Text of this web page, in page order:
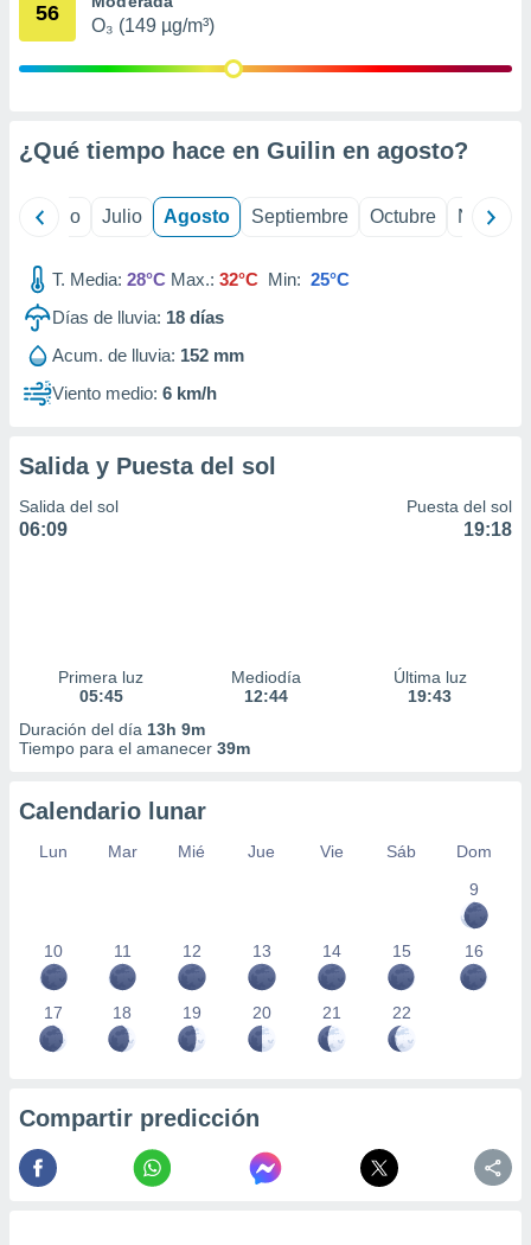
publicidad
publicidad
1199
56
O₃ (149 µg/m³)
¿Qué tiempo hace en Guilin en agosto?
Junio Julio Agosto Septiembre Octubre
T. Media: 28°C Max.: 32°C Min: 25°C
Días de lluvia: 18 días
Acum. de lluvia: 152 mm
Viento medio: 6 km/h
Salida y Puesta del sol
Salida del sol
06:09
Puesta del sol
19:18
Primera luz
05:45
Mediodía
12:44
Última luz
19:43
Duración del día 13h 9m
Tiempo para el amanecer 39m
Calendario lunar
Lun Mar Mié Jue Vie Sáb
Dom
9
10 11 12 13 14 15 16
17 18 19 20 21 22
Compartir predicción